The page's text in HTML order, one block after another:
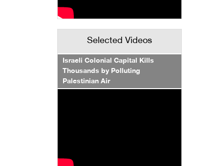
Selected Videos
Israeli Colonial Capital Kills
Thousands by Polluting
Palestinian Air